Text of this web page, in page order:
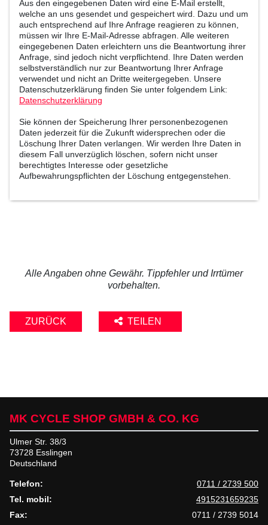
Aus den eingegebenen Daten wird eine E-Mail erstellt,
welche an uns gesendet und gespeichert wird. Dazu und um
auch entsprechend auf Ihre Anfrage reagieren zu können,
müssen wir Ihre E-Mail-Adresse abfragen. Alle weiteren
eingegebenen Daten erleichtern uns die Beantwortung ihrer
Anfrage, sind jedoch nicht verpflichtend. Ihre Daten werden
selbstverständlich nur zur Beantwortung Ihrer Anfrage
verwendet und nicht an Dritte weitergegeben. Unsere
Datenschutzerklärung finden Sie unter folgendem Link:
Datenschutzerklärung
Sie können der Speicherung Ihrer personenbezogenen
Daten jederzeit für die Zukunft widersprechen oder die
Löschung Ihrer Daten verlangen. Wir werden Ihre Daten in
diesem Fall unverzüglich löschen, sofern nicht unser
berechtigtes Interesse oder gesetzliche
Aufbewahrungspflichten der Löschung entgegenstehen.
Alle Angaben ohne Gewähr. Tippfehler und Irrtümer
vorbehalten.
ZURÜCK TEILEN
MK CYCLE SHOP GMBH & CO. KG
Ulmer Str. 38/3
73728 Esslingen
Deutschland
Telefon:
0711 / 2739 500
Tel. mobil:
4915231659235
Fax:
0711 / 2739 5014